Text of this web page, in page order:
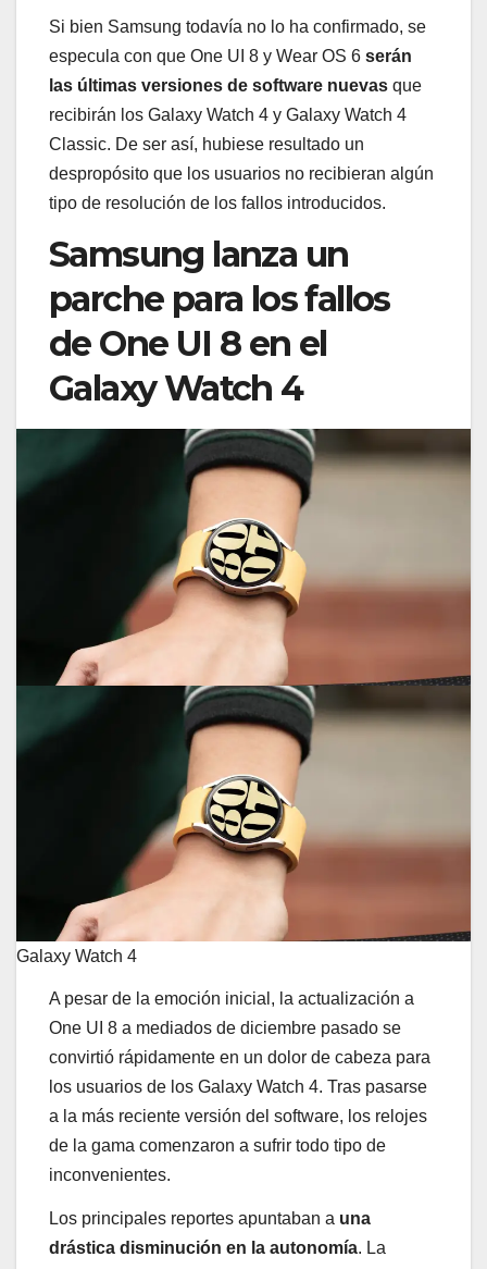
Si bien Samsung todavía no lo ha confirmado, se
especula con que One UI 8 y Wear OS 6 serán
las últimas versiones de software nuevas que
recibirán los Galaxy Watch 4 y Galaxy Watch 4
Classic. De ser así, hubiese resultado un
despropósito que los usuarios no recibieran algún
tipo de resolución de los fallos introducidos.
Samsung lanza un
parche para los fallos
de One UI 8 en el
Galaxy Watch 4
Galaxy Watch 4
A pesar de la emoción inicial, la actualización a
One UI 8 a mediados de diciembre pasado se
convirtió rápidamente en un dolor de cabeza para
los usuarios de los Galaxy Watch 4. Tras pasarse
a la más reciente versión del software, los relojes
de la gama comenzaron a sufrir todo tipo de
inconvenientes.
Los principales reportes apuntaban a una
drástica disminución en la autonomía. La